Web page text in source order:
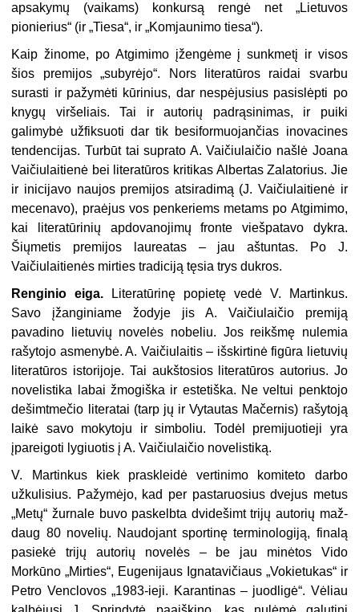
apsakymų (vaikams) konkursą rengė net „Lie­tuvos
pionierius“ (ir „Tiesa“, ir „Komjaunimo tiesa“).
Kaip žinome, po Atgimimo įžengėme į sunkmetį ir visos
šios premijos „subyrėjo“. Nors literatūros raidai svarbu
surasti ir pa­žymėti kūrinius, dar nespėjusius pasislėpti po
knygų viršeliais. Tai ir autorių padrąsinimas, ir puiki
galimybė užfiksuoti dar tik besifor­muojančias inovacines
tendencijas. Turbūt tai suprato A. Vaičiulaičio našlė Joana
Vaičiulai­tienė bei literatūros kritikas Albertas Zala­torius. Jie
ir inicijavo naujos premijos atsi­radimą (J. Vaičiulaitienė ir
mecenavo), pra­ėjus vos penkeriems metams po Atgimimo,
kai literatūrinių apdovanojimų fronte vieš­patavo dykra.
Šiųmetis premijos laureatas – jau aštuntas. Po J.
Vaičiulaitienės mirties tra­diciją tęsia trys dukros.
Renginio eiga. Literatūrinę popietę vedė V. Martinkus.
Savo įžanginiame žodyje jis A. Vaičiulaičio premiją
pavadino lietuvių no­velės nobeliu. Jos reikšmę nulemia
rašytojo asmenybė. A. Vaičiulaitis – išskirtinė figūra lietuvių
literatūros istorijoje. Tai aukštosios literatūros autorius. Jo
novelistika labai žmo­giška ir estetiška. Ne veltui penktojo
dešimt­mečio literatai (tarp jų ir Vytautas Mačernis) rašytoją
laikė savo mokytoju ir simboliu. To­dėl premijuotieji yra
įpareigoti lygiuotis į A. Vaičiulaičio novelistiką.
V. Martinkus kiek praskleidė vertinimo komiteto darbo
užkulisius. Pažymėjo, kad per pastaruosius dvejus metus
„Metų“ žurnale buvo paskelbta dvidešimt trijų autorių maž­
daug 80 novelių. Naudojant sportinę termi­nologiją, finalą
pasiekė trijų autorių novelės – be jau minėtos Vido
Morkūno „Mirties“, Eu­genijaus Ignatavičiaus „Vokietukas“ ir
Petro Venclovos „1983-ieji. Karantinas – juodligė“. Vėliau